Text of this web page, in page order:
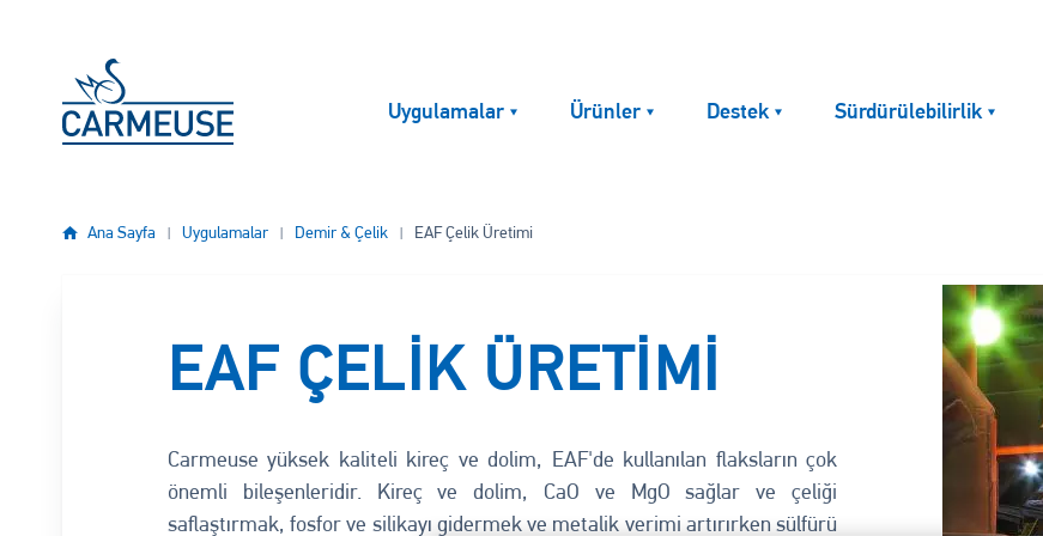
Uygulamalar Ürünler Destek Sürdürülebilirlik
Ana Sayfa Uygulamalar Demir & Çelik EAF Çelik Üretimi
EAF ÇELIK ÜRETIMI
Carmeuse yüksek kaliteli kireç ve dolim, EAF'de kullanılan flaksların çok
önemli bileşenleridir. Kireç ve dolim, CaO ve MgO sağlar ve çeliği
saflaştırmak, fosfor ve silikayı gidermek ve metalik verimi artırırken sülfürü
Resim